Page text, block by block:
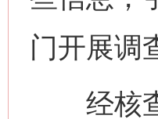
门开展调
经核查